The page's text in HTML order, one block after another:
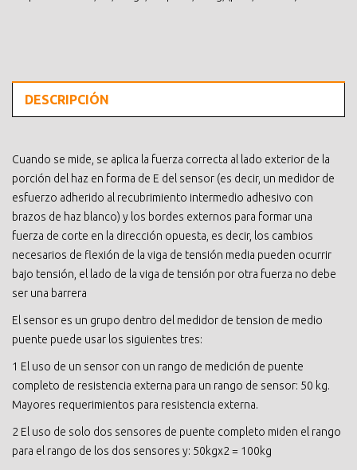
DESCRIPCIÓN
Cuando se mide, se aplica la fuerza correcta al lado exterior de la
porción del haz en forma de E del sensor (es decir, un medidor de
esfuerzo adherido al recubrimiento intermedio adhesivo con
brazos de haz blanco) y los bordes externos para formar una
fuerza de corte en la dirección opuesta, es decir, los cambios
necesarios de flexión de la viga de tensión media pueden ocurrir
bajo tensión, el lado de la viga de tensión por otra fuerza no debe
ser una barrera
El sensor es un grupo dentro del medidor de tension de medio
puente puede usar los siguientes tres:
1 El uso de un sensor con un rango de medición de puente
completo de resistencia externa para un rango de sensor: 50 kg.
Mayores requerimientos para resistencia externa.
2 El uso de solo dos sensores de puente completo miden el rango
para el rango de los dos sensores y: 50kgx2 = 100kg